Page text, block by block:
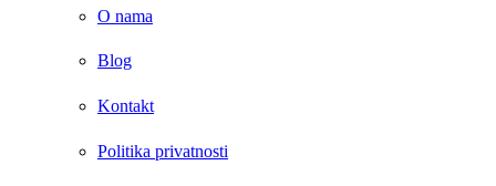
O nama
Blog
Kontakt
Politika privatnosti